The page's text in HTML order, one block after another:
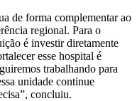
de forma complementar ao
regional. Para o
é investir diretamente
esse hospital é
trabalhando para
unidade continue
concluiu.